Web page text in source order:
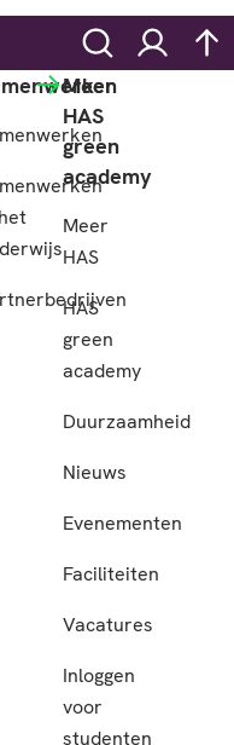
ZoekenInloggen
Meer
HAS
green
academy
Meer
HAS
HAS
green
academy
Duurzaamheid
Nieuws
Evenementen
Faciliteiten
Vacatures
Inloggen
voor
studenten